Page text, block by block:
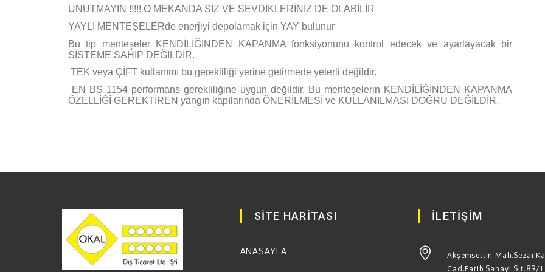
UNUTMAYIN !!!!! O MEKANDA SİZ VE SEVDİKLERİNİZ DE OLABİLİR
YAYLI MENTEŞELERde enerjiyi depolamak için YAY bulunur
Bu tip menteşeler KENDİLİĞİNDEN KAPANMA fonksiyonunu kontrol edecek ve ayarlayacak bir
SİSTEME SAHİP DEĞİLDİR.
TEK veya ÇİFT kullanımı bu gerekliliği yerine getirmede yeterli değildir.
EN BS 1154 performans gerekliliğine uygun değildir. Bu menteşelerin KENDİLİĞİNDEN KAPANMA
ÖZELLİĞİ GEREKTİREN yangın kapılarında ÖNERİLMESİ ve KULLANILMASI DOĞRU DEĞİLDİR.
SİTE HARİTASI
ANASAYFA
İLETİŞİM
Akşemsettin Mah.Sezai
Cad.Fatih Sanayi Sit.89/1